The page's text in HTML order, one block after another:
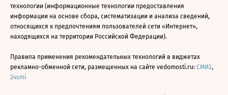
технологии (информационные технологии предоставления
информации на основе сбора, систематизации и анализа сведений,
относящихся к предпочтениям пользователей сети «Интернет»,
находящихся на территории Российской Федерации).
Правила применения рекомендательных технологий в виджетах
рекламно-обменной сети, размещенных на сайте vedomosti.ru: СМИ2,
24smi